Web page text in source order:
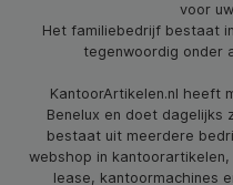
voor
Het familiebedrijf bestaat
tegenwoordig onder
KantoorArtikelen.nl heeft
Benelux en doet dagelijks
bestaat uit meerdere
webshop in
lease, kantoormachines